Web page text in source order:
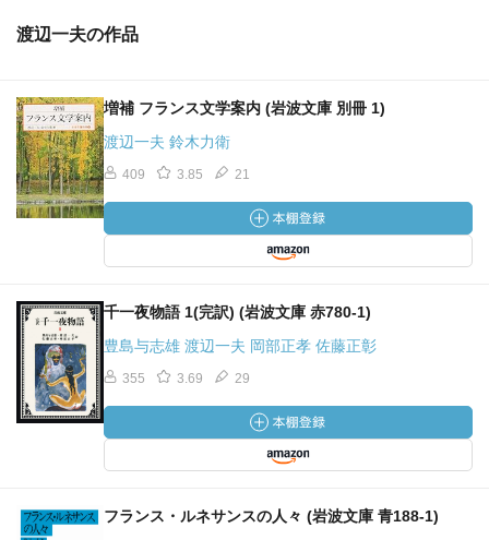
渡辺一夫の作品
増補 フランス文学案内 (岩波文庫 別冊 1)
渡辺一夫 鈴木力衛
409 3.85 21
千一夜物語 1(完訳) (岩波文庫 赤780-1)
豊島与志雄 渡辺一夫 岡部正孝 佐藤正彰
355 3.69 29
フランス・ルネサンスの人々 (岩波文庫 青188-1)